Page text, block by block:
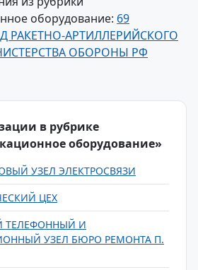
оборудование: 69
РАКЕТНО-АРТИЛЛЕРИЙСКОГО
ОБОРОНЫ РФ
в рубрике
оборудование»
УЗЕЛ ЭЛЕКТРОСВЯЗИ
ЦЕХ
ТЕЛЕФОННЫЙ И
УЗЕЛ БЮРО РЕМОНТА П.